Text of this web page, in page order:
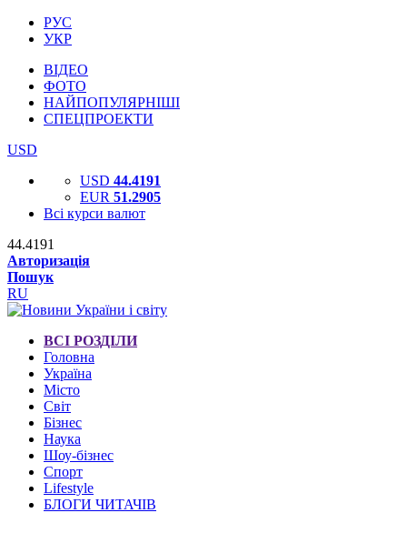
РУС
УКР
ВІДЕО
ФОТО
НАЙПОПУЛЯРНІШІ
СПЕЦПРОЕКТИ
USD
USD 44.4191
EUR 51.2905
Всі курси валют
44.4191
Авторизація
Пошук
RU
ВСІ РОЗДІЛИ
Головна
Україна
Місто
Світ
Бізнес
Наука
Шоу-бізнес
Спорт
Lifestyle
БЛОГИ ЧИТАЧІВ